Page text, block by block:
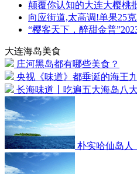
颠覆你认知的大连大樱桃
向应街道,太高调!单果25
“樱客天下，醉甜金普
大连海岛美食
庄河黑岛都有哪些美食？
央视《味道》都垂涎的海王
长海味道丨吃遍五大海岛八
朴实哈仙岛人